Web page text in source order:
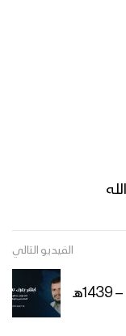
1439هـ
الفيديو التالي